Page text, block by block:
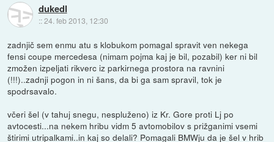
dukedl
::24. feb 2013, 12:30
zadnjič sem enmu atu s klobukom pomagal spravit ven nekega
fensi coupe mercedesa (nimam pojma kaj je bil, pozabil) ker ni bil
zmožen izpeljati rikverc iz parkirnega prostora na ravnini
(!!!)..zadnji pogon in ni šans, da bi ga sam spravil, tok je
spodrsavalo.
včeri šel (v tahuj snegu, nespluženo) iz Kr. Gore proti Lj po
avtocesti...na nekem hribu vidm 5 avtomobilov s prižganimi vsemi
štirimi utripalkami..in kaj so delali? Pomagali BMWju da je šel v hrib